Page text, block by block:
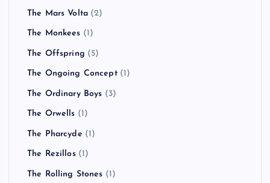
The Mars Volta (2)
The Monkees (1)
The Offspring (5)
The Ongoing Concept(1)
The Ordinary Boys (3)
The Orwells (1)
The Pharcyde (1)
The Rezillos(1)
The Rolling Stones (1)